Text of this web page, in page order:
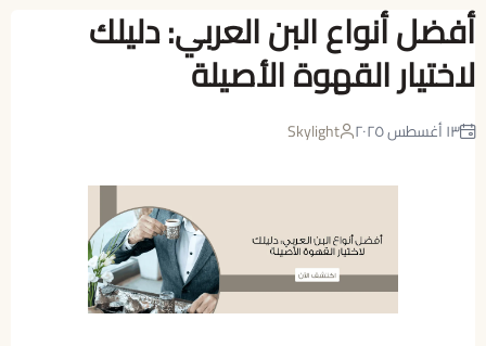
أفضل أنواع البن العربي: دليلك
لاختيار القهوة الأصيلة
١٣ أغسطس ٢٠٢٥ Skylight